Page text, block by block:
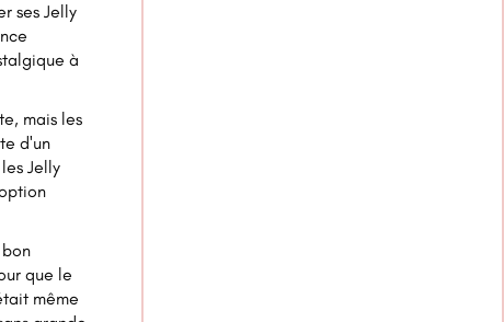
ses Jelly
à
mais les
d'un
Jelly
que le
même